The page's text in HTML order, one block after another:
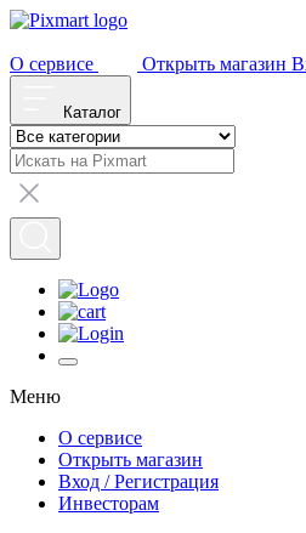
О сервисе Открыть магазин
Каталог
Меню
О сервисе
Открыть магазин
Вход / Регистрация
Инвесторам